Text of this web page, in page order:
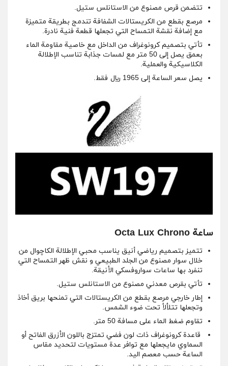
تتضمن قرص مصنوع من الاستانلس ستيل.
مرصع بقطع من الكريستالات الشفافة تندمج بطريقة متميزة
مع إضافة نقشة التمساح التي تجعلها قطعة فنية نادرة.
تأتي بتصميم كرونوغراف من الداخل مع خاصية مقاومة الماء
بعمق يصل إلى 50 متر مع لمسات جذابة تناسب الإطلالة
الكلاسيكية والعملية.
يصل سعر الساعة إلى 1965 ريال فقط.
ساعة Octa Lux Chrono
تتميز بتصميم رياضي أنيق يناسب محبي الإطلالة الكاچوال من
خلال سوار مصنوع من الجلد الطبيعي و نقش ظهر التمساح التي
تنفرد بها ساعات سواروفسكي الأنيقة.
تأتي بقرص معدني مصنوع من الاستانلس ستيل.
إطار خارجي مرصع بقطع من الكريستالات التي تمنحها بريق أخاذ
وتجعلها تتلألأ تحت ضوء الشمس.
تقاوم ضغط الماء على مسافة 50 متر.
قاعدة كرونوغراف ذات لون فضي تمتزج باللون الأزرق الفاتح أو
السماوي مايجعلها مع توافر عدة مستويات لتحديد مقاس
الساعة حسب معصم اليد.